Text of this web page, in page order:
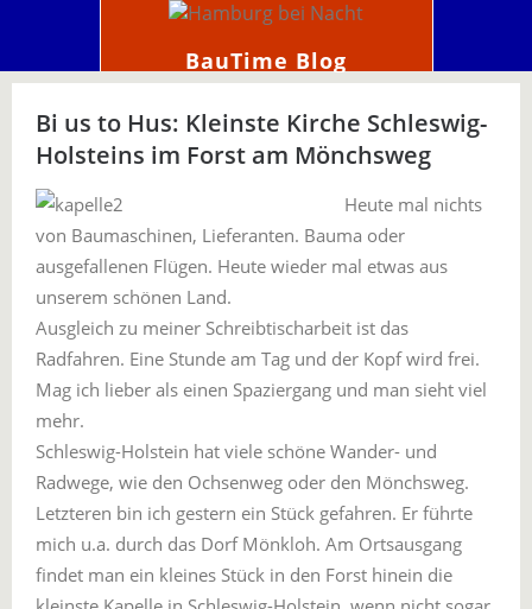
BauTime Blog
Bi us to Hus: Kleinste Kirche Schleswig-
Holsteins im Forst am Mönchsweg
Heute mal nichts
von Baumaschinen, Lieferanten. Bauma oder
ausgefallenen Flügen. Heute wieder mal etwas aus
unserem schönen Land.
Ausgleich zu meiner Schreibtischarbeit ist das
Radfahren. Eine Stunde am Tag und der Kopf wird frei.
Mag ich lieber als einen Spaziergang und man sieht viel
mehr.
Schleswig-Holstein hat viele schöne Wander- und
Radwege, wie den Ochsenweg oder den Mönchsweg.
Letzteren bin ich gestern ein Stück gefahren. Er führte
mich u.a. durch das Dorf Mönkloh. Am Ortsausgang
findet man ein kleines Stück in den Forst hinein die